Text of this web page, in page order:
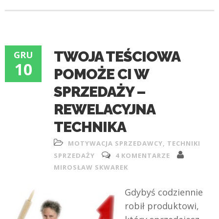
GRU
10
TWOJA TEŚCIOWA
POMOŻE CI W
SPRZEDAŻY –
REWELACYJNA
TECHNIKA
MOTYWACJA SPRZEDAWCY, TECHNIKI
SPRZEDAŻY
4 KOMENTARZE
MIROSŁAW SKWAREK
Gdybyś codziennie
robił produktowi,